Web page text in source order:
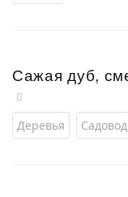
Сажая дуб,
Деревья